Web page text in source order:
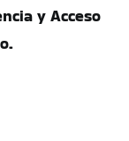
y Acceso